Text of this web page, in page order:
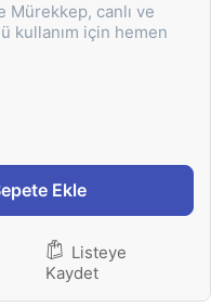
Mürekkep, canlı ve
kullanım için hemen
Ekle
Listeye
Kaydet